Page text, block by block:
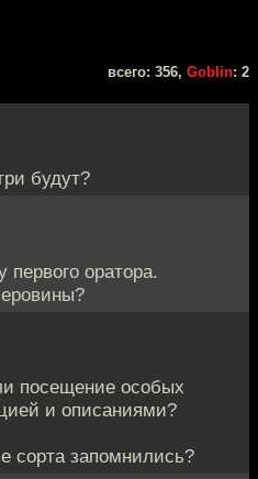
всего: 356, Goblin: 2
будут?
оратора.
посещение особых
и описаниями?
сорта запомнились?